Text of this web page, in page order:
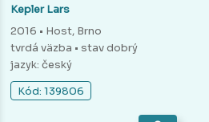
Kepler Lars
2016 • Host, Brno
tvrdá väzba • stav dobrý
jazyk: český
Kód: 139806